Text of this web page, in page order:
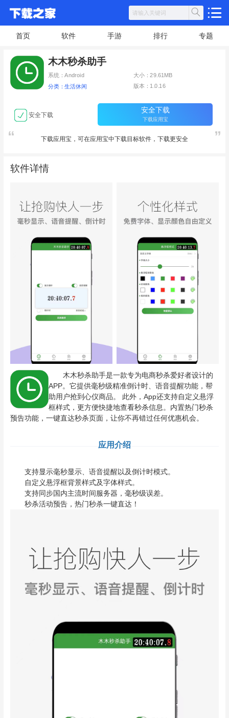
首页 软件 手游 排行 专题
木木秒杀助手
系统：Android 大小：29.61MB
分类：生活休闲 版本：1.0.16
安全下载
安全下载
下载应用宝
下载应用宝，可在应用宝中下载目标软件，下载更安全
软件详情
木木秒杀助手是一款专为电商秒杀爱好者设计的
APP。它提供毫秒级精准倒计时、语音提醒功能，帮
助用户抢到心仪商品。 此外，App还支持自定义悬浮
框样式，更方便快捷地查看秒杀信息。内置热门秒杀
预告功能，一键直达秒杀页面，让你不再错过任何优惠机会。
应用介绍
支持显示毫秒显示、语音提醒以及倒计时模式。
自定义悬浮框背景样式及字体样式。
支持同步国内主流时间服务器，毫秒级误差。
秒杀活动预告，热门秒杀一键直达！